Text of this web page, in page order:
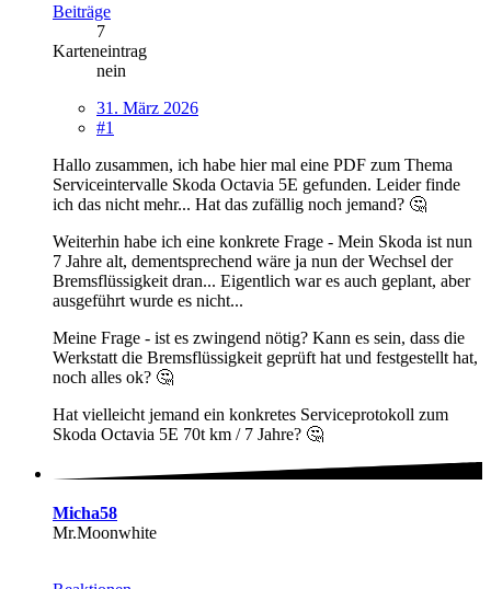
Beiträge
7
Karteneintrag
nein
31. März 2026
#1
Hallo zusammen, ich habe hier mal eine PDF zum Thema
Serviceintervalle Skoda Octavia 5E gefunden. Leider finde
ich das nicht mehr... Hat das zufällig noch jemand? 🤔
Weiterhin habe ich eine konkrete Frage - Mein Skoda ist nun
7 Jahre alt, dementsprechend wäre ja nun der Wechsel der
Bremsflüssigkeit dran... Eigentlich war es auch geplant, aber
ausgeführt wurde es nicht...
Meine Frage - ist es zwingend nötig? Kann es sein, dass die
Werkstatt die Bremsflüssigkeit geprüft hat und festgestellt hat,
noch alles ok? 🤔
Hat vielleicht jemand ein konkretes Serviceprotokoll zum
Skoda Octavia 5E 70t km / 7 Jahre? 🤔
Micha58
Mr.Moonwhite